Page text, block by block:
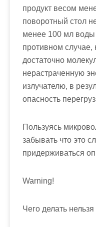
продукт весом
поворотный стол
менее 100 мл воды
противном
достаточно
нерастраченную
излучателю, в
опасность
Пользуясь
забывать что это
придерживаться
Warning!
Чего делать нельзя